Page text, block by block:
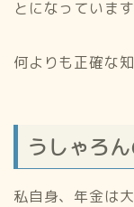
とになっています
何よりも正確な
うしゃろ
私自身、年金は